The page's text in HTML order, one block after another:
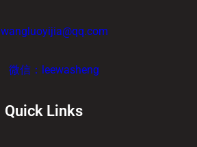
wangluoyijia@qq.com
微信：leewasheng
Quick Links